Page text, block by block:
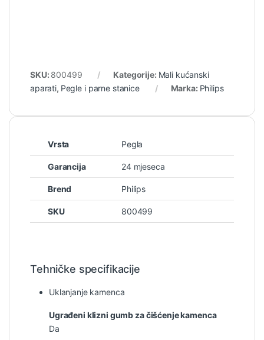
SKU: 800499 Kategorije: Mali kućanski
aparati, Pegle i parne stanice Marka: Philips
Vrsta Pegla
Garancija 24 mjeseca
Brend Philips
SKU 800499
Tehničke specifikacije
Uklanjanje kamenca
Ugrađeni klizni gumb za čišćenje kamenca
Da